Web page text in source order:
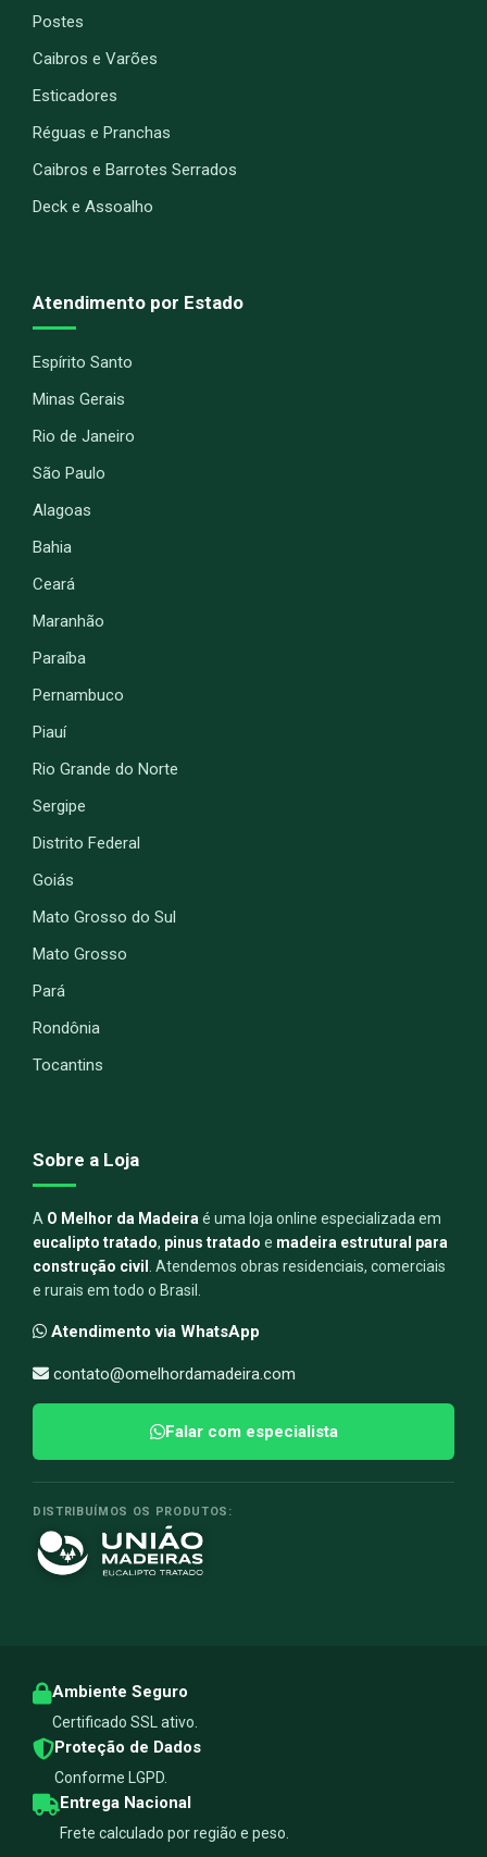
Postes
Caibros e Varões
Esticadores
Réguas e Pranchas
Caibros e Barrotes Serrados
Deck e Assoalho
Atendimento por Estado
Espírito Santo
Minas Gerais
Rio de Janeiro
São Paulo
Alagoas
Bahia
Ceará
Maranhão
Paraíba
Pernambuco
Piauí
Rio Grande do Norte
Sergipe
Distrito Federal
Goiás
Mato Grosso do Sul
Mato Grosso
Pará
Rondônia
Tocantins
Sobre a Loja
A O Melhor da Madeiraé uma loja online especializada em
eucalipto tratado, pinus tratado e madeira estrutural para
construção civil . Atendemos obras residenciais, comerciais
e rurais em todo o Brasil.
Atendimento via WhatsApp
contato@omelhordamadeira.com
Falar com especialista
DISTRIBUÍMOS OS PRODUTOS:
Ambiente Seguro
Certificado SSL ativo.
Proteção de Dados
Conforme LGPD.
Entrega Nacional
Frete calculado por região e peso.